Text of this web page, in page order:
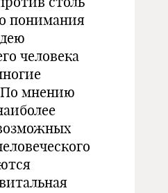
понимания
человека
мнению